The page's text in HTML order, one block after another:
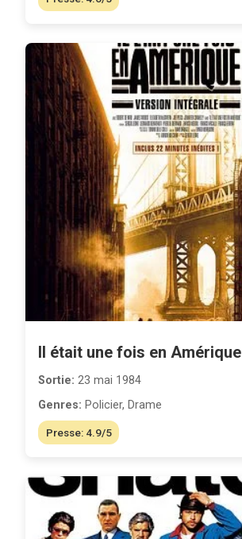
Il était une fois en Amérique
Sortie: 23 mai 1984
Genres: Policier, Drame
Presse: 4.9/5